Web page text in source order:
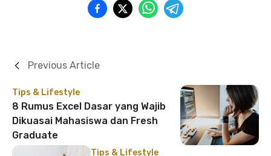
Tips & Lifestyle
8 Rumus Excel Dasar yang Wajib
Dikuasai Mahasiswa dan Fresh
Graduate
Previous Article
Tips & Lifestyle